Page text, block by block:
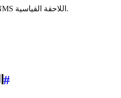
YOLOv9 يعتمد على معالجة NMS اللاحقة القياسية.
#